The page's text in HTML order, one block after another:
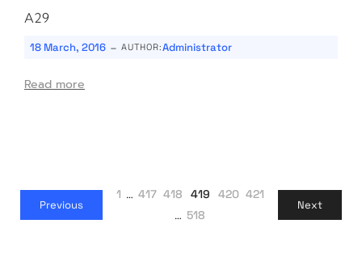
A29
18 March, 2016 - AUTHOR:Administrator
Read more
Previous
1 … 417 418 419 420 421
… 518
Next